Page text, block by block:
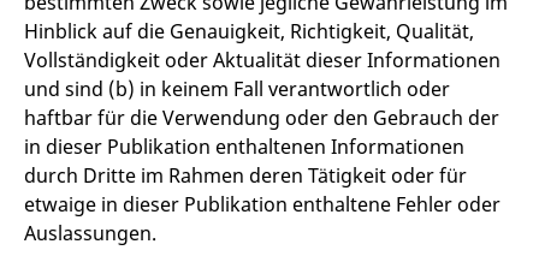
Hinblick auf die Genauigkeit, Richtigkeit, Qualität,
Vollständigkeit oder Aktualität dieser Informationen
und sind (b) in keinem Fall verantwortlich oder
haftbar für die Verwendung oder den Gebrauch der
in dieser Publikation enthaltenen Informationen
durch Dritte im Rahmen deren Tätigkeit oder für
etwaige in dieser Publikation enthaltene Fehler oder
Auslassungen.
von Zahlen und
Buchstaben folgt, bei der
es sich vermutlich um
einen Referenzcode für
das Cookie setzt.
_pk_ses.7.931a www.eurex.com
30
Minuten
Dieser Cookie-Name ist
mit der Open-Source-
Webanalyseplattform
Piwik verbunden. Er wird
verwendet, um Website-
Betreibern zu helfen, das
um die
Benutzereinstellungen
für in Websites
eingebettete Youtube-
Es kann auch
bestimmen, ob der
Website-Besucher die
neue oder alte Version
Oberfläche
verwendet.
YSC